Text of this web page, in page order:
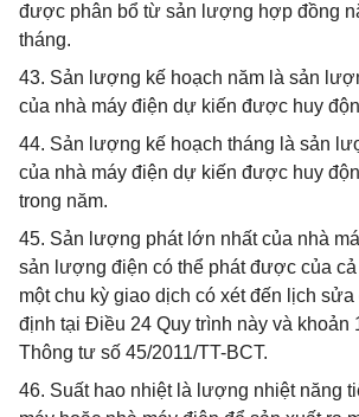
được phân bổ từ sản lượng hợp đồng
tháng.
43. Sản lượng kế hoạch năm là sản
của nhà máy điện dự kiến được huy
44. Sản lượng kế hoạch tháng là sản
của nhà máy điện dự kiến được huy
trong năm.
45. Sản lượng phát lớn nhất của nhà
sản lượng điện có thể phát được của cả
một chu kỳ giao dịch có xét đến lịch
định tại Điều 24 Quy trình này và khoản
Thông tư số 45/2011/TT-BCT.
46. Suất hao nhiệt là lượng nhiệt năng